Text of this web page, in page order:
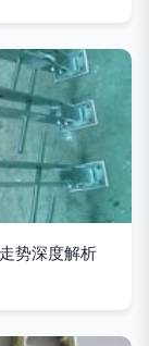
势深度解析